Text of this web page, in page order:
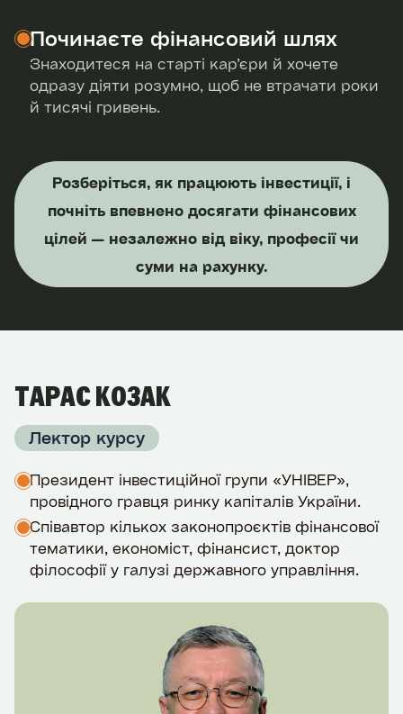
Починаєте фінансовий шлях
Знаходитеся на старті кар’єри й хочете
одразу діяти розумно, щоб не втрачати роки
й тисячі гривень.
Розберіться, як працюють інвестиції, і
почніть впевнено досягати фінансових
цілей — незалежно від віку, професії чи
суми на рахунку.
ТАРАС КОЗАК
Лектор курсу
Президент інвестиційної групи «УНІВЕР»,
провідного гравця ринку капіталів України.
Співавтор кількох законопроєктів фінансової
тематики, економіст, фінансист, доктор
філософії у галузі державного управління.